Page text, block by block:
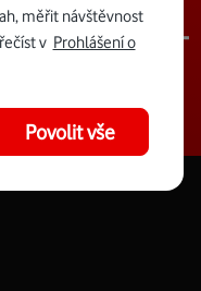
Vodafone+
měřit návštěvnost
v Prohlášení o
Povolit vše